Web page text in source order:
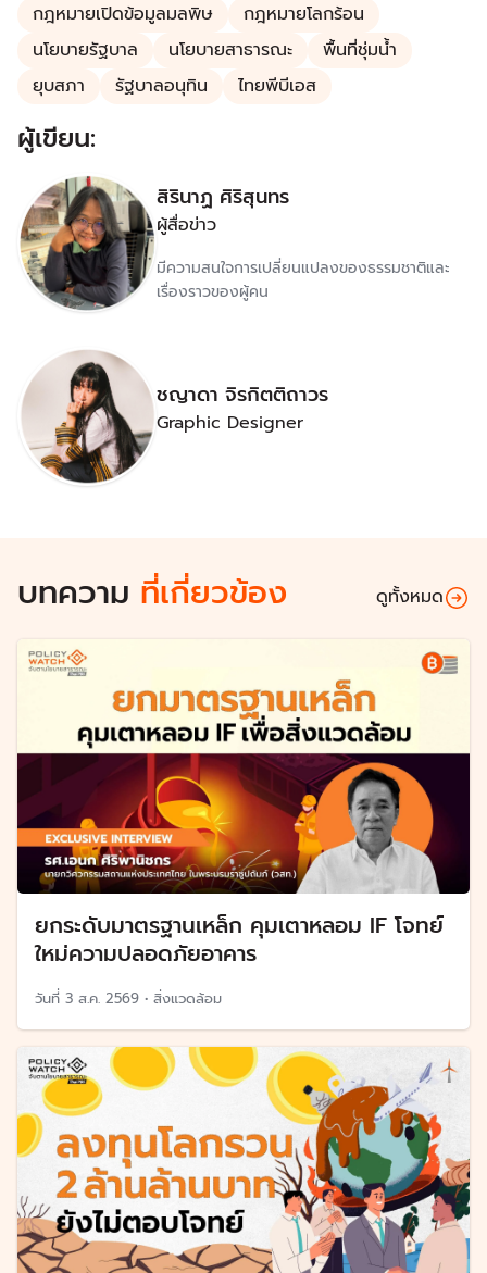
กฎหมายเปิดข้อมูลมลพิษ
กฎหมายโลกร้อน
นโยบายรัฐบาล
นโยบายสาธารณะ
พื้นที่ชุ่มน้ำ
ยุบสภา
รัฐบาลอนุทิน ไทยพีบีเอส
ผู้เขียน:
สิรินาฏ ศิริสุนทร
ผู้สื่อข่าว
มีความสนใจการเปลี่ยนแปลงของธรรมชาติและ
เรื่องราวของผู้คน
ชญาดา จิรกิตติถาวร
Graphic Designer
บทความ ที่เกี่ยวข้อง ดูทั้งหมด
ยกระดับมาตรฐานเหล็ก คุมเตาหลอม IF โจทย์
ใหม่ความปลอดภัยอาคาร
วันที่ 3 ส.ค. 2569 • สิ่งแวดล้อม